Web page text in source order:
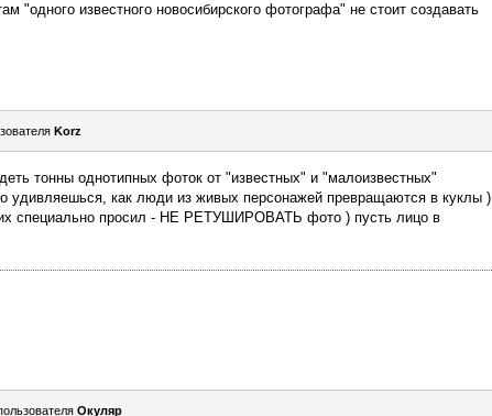
"одного известного новосибирского фотографа" не стоит создавать
Korz
тонны однотипных фоток от "известных" и "малоизвестных"
удивляешься, как люди из живых персонажей превращаются в куклы )
специально просил - НЕ РЕТУШИРОВАТЬ фото ) пусть лицо в
Окуляр